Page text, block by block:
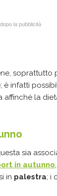
la pubblicità
soprattutto
è infatti
la
sia
in autunno
in palestra; i